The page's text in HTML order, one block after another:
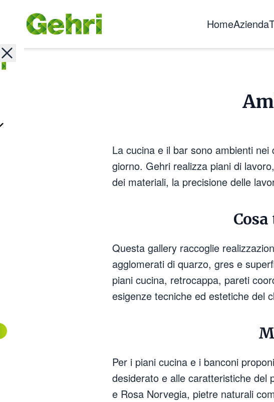
HomeAzienda
Chi
La cucina e il bar sono ambienti
giorno. Gehri realizza piani di
dei materiali, la precisione delle
Questa gallery raccoglie
agglomerati di quarzo, gres e
piani cucina, retrocappa, pareti
esigenze tecniche ed estetiche del
Per i piani cucina e i banconi
desiderato e alle caratteristiche del
e Rosa Norvegia, pietre naturali